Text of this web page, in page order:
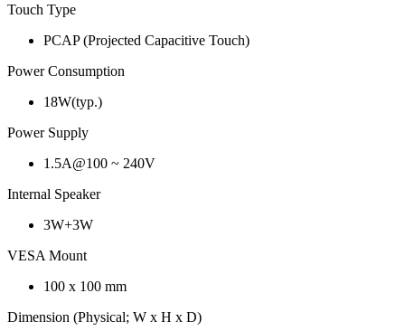
Touch Type
PCAP (Projected Capacitive Touch)
Power Consumption
18W(typ.)
Power Supply
1.5A@100 ~ 240V
Internal Speaker
3W+3W
VESA Mount
100 x 100 mm
Dimension (Physical; W x H x D)